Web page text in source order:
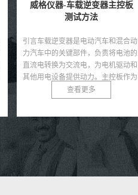
威格仪器-逆变器效率分析仪
的作用
引言逆变器作为电力转换领域的核心
设备，广泛应用于光伏发电、风力发
电、储能系统和电动汽车等领域，其
效率直接影响能源利用率和系统性
能。随着可再生能源的快速...
查看更多